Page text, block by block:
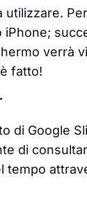
verrà
fatto!
di Google
di
tempo